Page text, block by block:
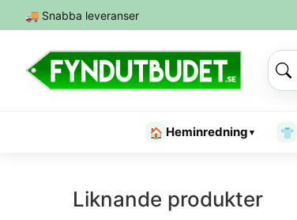
🚚 Snabba leveranser
🏠 Heminredning ▾ 👕
Liknande produkter